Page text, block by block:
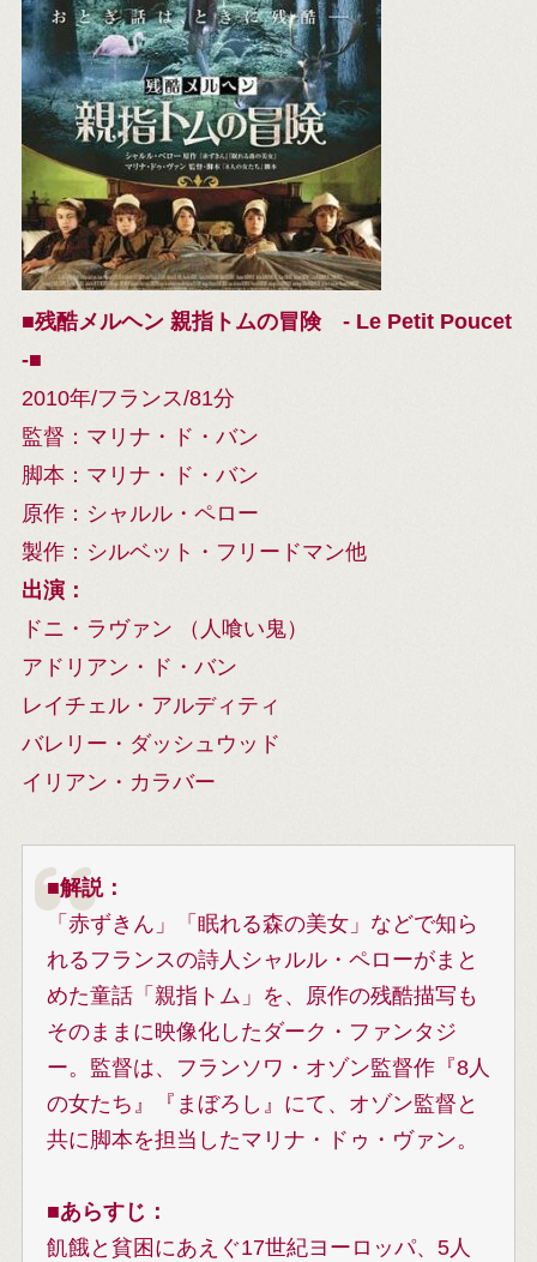
■残酷メルヘン 親指トムの冒険 - Le Petit Poucet
-■
2010年/フランス/81分
監督：マリナ・ド・バン
脚本：マリナ・ド・バン
原作：シャルル・ペロー
製作：シルベット・フリードマン他
出演：
ドニ・ラヴァン （人喰い鬼）
アドリアン・ド・バン
レイチェル・アルディティ
バレリー・ダッシュウッド
イリアン・カラバー
■解説：
「赤ずきん」「眠れる森の美女」などで知ら
れるフランスの詩人シャルル・ペローがまと
めた童話「親指トム」を、原作の残酷描写も
そのままに映像化したダーク・ファンタジ
ー。監督は、フランソワ・オゾン監督作『8人
の女たち』『まぼろし』にて、オゾン監督と
共に脚本を担当したマリナ・ドゥ・ヴァン。
■あらすじ：
飢餓と貧困にあえぐ17世紀ヨーロッパ、5人